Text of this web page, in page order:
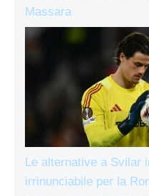
Massara
Le alternative a Svilar
irrinunciabile per la